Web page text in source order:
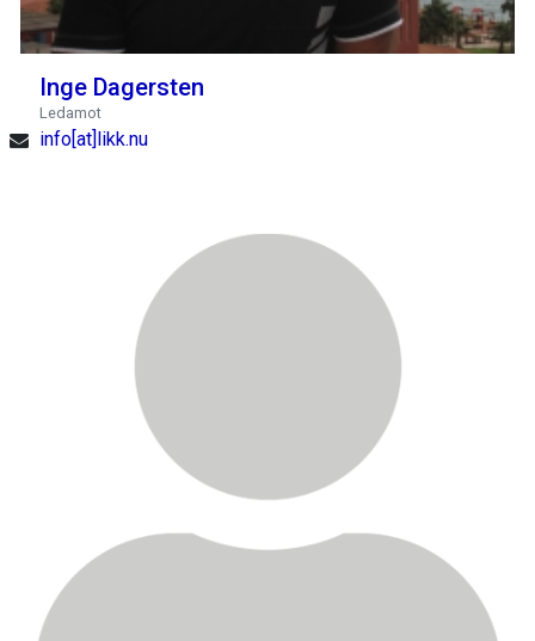
Inge Dagersten
Ledamot
info[at]likk.nu